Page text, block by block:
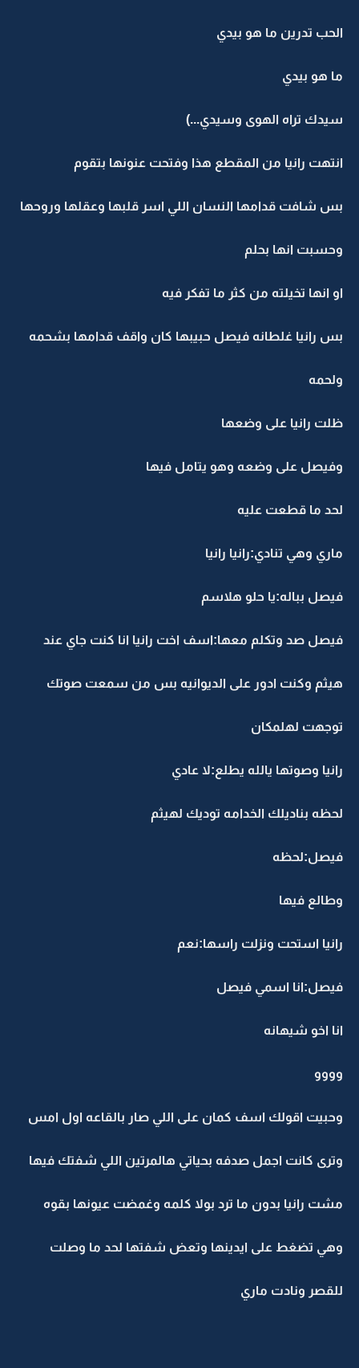
الحب تدرين ما هو بيدي
ما هو بيدي
سيدك تراه الهوى وسيدي...)
انتهت رانيا من المقطع هذا وفتحت عنونها بتقوم
بس شافت قدامها النسان اللي اسر قلبها وعقلها وروحها
وحسبت انها بحلم
او انها تخيلته من كثر ما تفكر فيه
بس رانيا غلطانه فيصل حبيبها كان واقف قدامها بشحمه
ولحمه
ظلت رانيا على وضعها
وفيصل على وضعه وهو يتامل فيها
لحد ما قطعت عليه
ماري وهي تنادي:رانيا رانيا
فيصل بباله:يا حلو هلاسم
فيصل صد وتكلم معها:اسف اخت رانيا انا كنت جاي عند
هيثم وكنت ادور على الديوانيه بس من سمعت صوتك
توجهت لهلمكان
رانيا وصوتها يالله يطلع:لا عادي
لحظه بناديلك الخدامه توديك لهيثم
فيصل:لحظه
وطالع فيها
رانيا استحت ونزلت راسها:نعم
فيصل:انا اسمي فيصل
انا اخو شيهانه
وووو
وحبيت اقولك اسف كمان على اللي صار بالقاعه اول امس
وترى كانت اجمل صدفه بحياتي هالمرتين اللي شفتك فيها
مشت رانيا بدون ما ترد بولا كلمه وغمضت عيونها بقوه
وهي تضغط على ايدينها وتعض شفتها لحد ما وصلت
للقصر ونادت ماري